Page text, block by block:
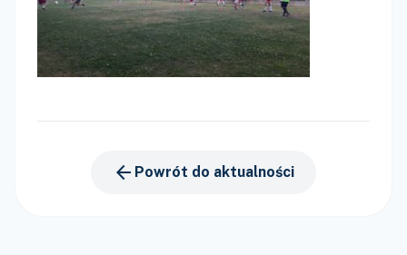
arrow_back Powrót do aktualności